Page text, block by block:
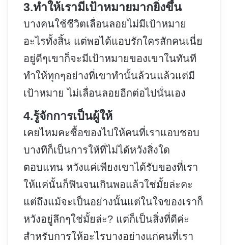
3.ทำให้เรามีเป้าหมายมากยิ่งขึ้น
บางคนใช้ชีวิตเลื่อนลอยไม่มีเป้าหมาย
อะไรทั้งสิ้น แต่พอได้แอบรักใครสักคนเนี่ย
อยู่ดีๆเขาก็จะมีเป้าหมายของเขาในทันที
ทำให้ทุกๆอย่างที่เขาทำนั้นล้วนแล้วแต่มี
เป้าหมาย ไม่เลื่อนลอยอีกต่อไปนั่นเอง
4.รู้จักการเป็นผู้ให้
เคยไหมคะซื้อของไปให้คนที่เราแอบชอบ
บางทีก็เป็นการให้ที่ไม่ได้หวังสิ่งใด
ตอบแทน หวังแค่เพียงเขาได้รับของที่เรา
ให้แค่นั้นก็ฟินจนเกินพอแล้วใช่มั้ยล่ะคะ
แต่ถึงแม้จะเป็นอย่างนั้นแต่ในใจของเราก็
หวังอยู่ลึกๆใช่มั้ยล่ะ? แต่ก็เป็นสิ่งที่ดีค่ะ
สำหรับการให้อะไรบางอย่างแก่คนที่เรา